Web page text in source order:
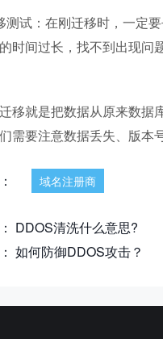
测试：在刚迁移时，一定
时间过长，找不到出现问
移就是把数据从原来数据
需要注意数据丢失、版本
域名注册商
DDOS清洗什么意思?
如何防御DDOS攻击？